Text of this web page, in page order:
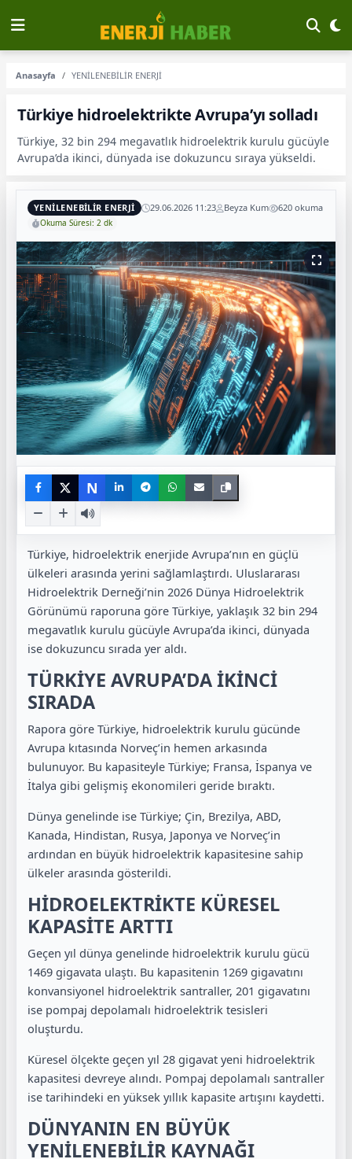
Anasayfa YENİLENEBİLİR ENERJİ
Türkiye hidroelektrikte Avrupa’yı solladı
Türkiye, 32 bin 294 megavatlık hidroelektrik kurulu gücüyle
Avrupa’da ikinci, dünyada ise dokuzuncu sıraya yükseldi.
YENİLENEBİLİR ENERJİ 29.06.2026 11:23 Beyza Kum 620 okuma
Okuma Süresi: 2 dk
N
Türkiye, hidroelektrik enerjide Avrupa’nın en güçlü
ülkeleri arasında yerini sağlamlaştırdı. Uluslararası
Hidroelektrik Derneği’nin 2026 Dünya Hidroelektrik
Görünümü raporuna göre Türkiye, yaklaşık 32 bin 294
megavatlık kurulu gücüyle Avrupa’da ikinci, dünyada
ise dokuzuncu sırada yer aldı.
TÜRKİYE AVRUPA’DA İKİNCİ
SIRADA
Rapora göre Türkiye, hidroelektrik kurulu gücünde
Avrupa kıtasında Norveç’in hemen arkasında
bulunuyor. Bu kapasiteyle Türkiye; Fransa, İspanya ve
İtalya gibi gelişmiş ekonomileri geride bıraktı.
Dünya genelinde ise Türkiye; Çin, Brezilya, ABD,
Kanada, Hindistan, Rusya, Japonya ve Norveç’in
ardından en büyük hidroelektrik kapasitesine sahip
ülkeler arasında gösterildi.
HİDROELEKTRİKTE KÜRESEL
KAPASİTE ARTTI
Geçen yıl dünya genelinde hidroelektrik kurulu gücü
1469 gigavata ulaştı. Bu kapasitenin 1269 gigavatını
konvansiyonel hidroelektrik santraller, 201 gigavatını
ise pompaj depolamalı hidroelektrik tesisleri
oluşturdu.
Küresel ölçekte geçen yıl 28 gigavat yeni hidroelektrik
kapasitesi devreye alındı. Pompaj depolamalı santraller
ise tarihindeki en yüksek yıllık kapasite artışını kaydetti.
DÜNYANIN EN BÜYÜK
YENİLENEBİLİR KAYNAĞI